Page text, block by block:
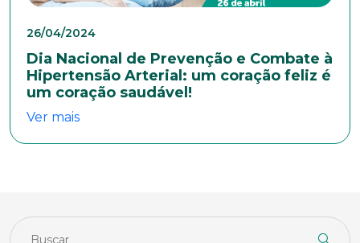
26/04/2024
Dia Nacional de Prevenção e Combate à
Hipertensão Arterial: um coração feliz é
um coração saudável!
Ver mais